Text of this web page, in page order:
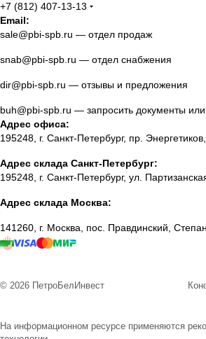
+7 (812) 407-13-13
Email:
sale@pbi-spb.ru — отдел продаж
snab@pbi-spb.ru — отдел снабжения
dir@pbi-spb.ru — отзывы и предложения
buh@pbi-spb.ru — запросить документы или
Адрес офиса:
195248, г. Санкт-Петербург, пр.
Адрес склада Санкт-Петербург:
195248, г. Санкт-Петербург, ул.
Адрес склада Москва:
141260, г. Москва, пос. Правдинский,
© 2026 ПетроБелИнвест
На информационном ресурсе применяются